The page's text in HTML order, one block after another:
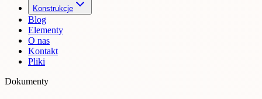
Konstrukcje
Blog
Elementy
O nas
Kontakt
Pliki
Dokumenty